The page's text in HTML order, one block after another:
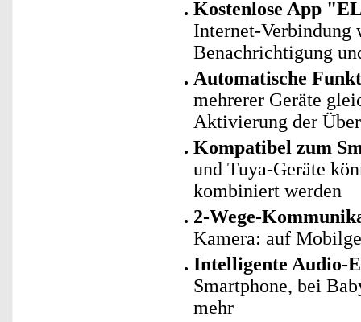
Kostenlose App
Internet-Verbindung
Benachrichtigung
Automatische
mehrerer Geräte
Aktivierung der
Kompatibel zum
und Tuya-Geräte
kombiniert werden
2-Wege-
Kamera: auf
Intelligente Audio-
Smartphone, bei
mehr